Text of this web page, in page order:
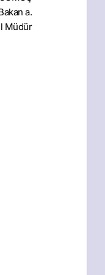
a.
Müdür